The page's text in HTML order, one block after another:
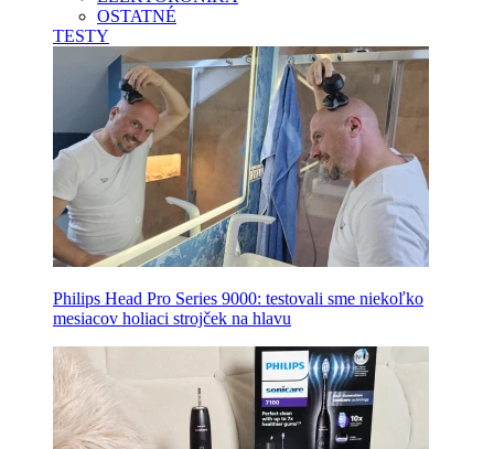
OSTATNÉ
TESTY
Philips Head Pro Series 9000: testovali sme niekoľko
mesiacov holiaci strojček na hlavu